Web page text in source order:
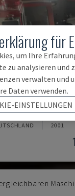
200X1000
- HORIZONTAL-
2001
für
um Ihre
zu analysieren und
verwalten und
Daten verwenden.
EINSTELLUNGEN